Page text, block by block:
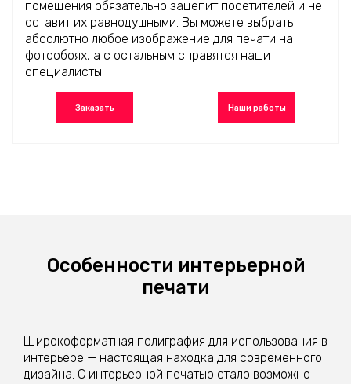
помещения обязательно зацепит посетителей и не
оставит их равнодушными. Вы можете выбрать
абсолютно любое изображение для печати на
фотообоях, а с остальным справятся наши
специалисты.
Заказать Наши работы
Особенности интерьерной
печати
Широкоформатная полиграфия для использования в
интерьере — настоящая находка для современного
дизайна. С интерьерной печатью стало возможно